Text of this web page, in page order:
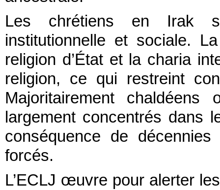
Les chrétiens en Irak
institutionnelle et sociale.
religion d’État et la charia
religion, ce qui restreint
Majoritairement
largement concentrés dans
conséquence de
forcés.
L’ECLJ œuvre pour alerter